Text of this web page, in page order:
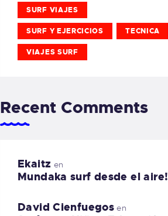
SURF VIAJES
SURF Y EJERCICIOS TECNICA
VIAJES SURF
Recent Comments
Ekaitz en
Mundaka surf desde el aire!
David Cienfuegos en